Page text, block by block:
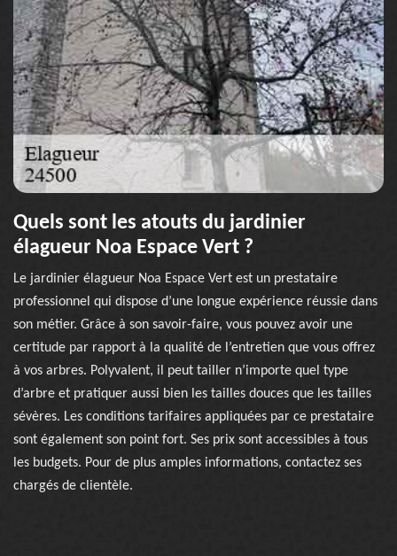
Quels sont les atouts du jardinier
élagueur Noa Espace Vert ?
Le jardinier élagueur Noa Espace Vert est un prestataire
professionnel qui dispose d’une longue expérience réussie dans
son métier. Grâce à son savoir-faire, vous pouvez avoir une
certitude par rapport à la qualité de l’entretien que vous offrez
à vos arbres. Polyvalent, il peut tailler n’importe quel type
d’arbre et pratiquer aussi bien les tailles douces que les tailles
sévères. Les conditions tarifaires appliquées par ce prestataire
sont également son point fort. Ses prix sont accessibles à tous
les budgets. Pour de plus amples informations, contactez ses
chargés de clientèle.